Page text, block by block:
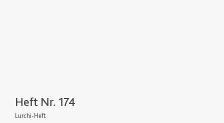
Heft Nr. 174
Lurchi-Heft